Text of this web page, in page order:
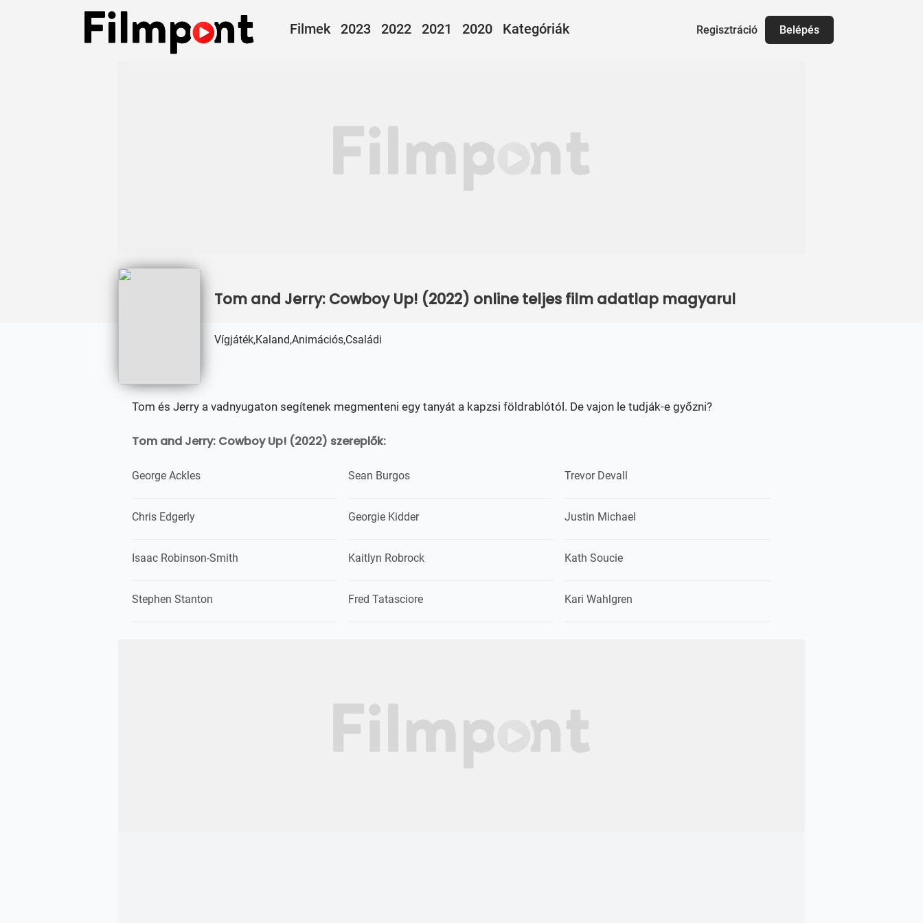
Filmek 2023 2022 2021 2020 Kategóriák Belépés
Regisztráció
Tom and Jerry: Cowboy Up! (2022) online teljes film adatlap magyarul
Vígjáték,Kaland,Animációs,Családi
Tom és Jerry a vadnyugaton segítenek megmenteni egy tanyát a kapzsi földrablótól. De vajon le tudják-e győzni?
Tom and Jerry: Cowboy Up! (2022) szereplők:
George Ackles Sean Burgos Trevor Devall
Chris Edgerly Georgie Kidder Justin Michael
Isaac Robinson-Smith Kaitlyn Robrock Kath Soucie
Stephen Stanton Fred Tatasciore Kari Wahlgren